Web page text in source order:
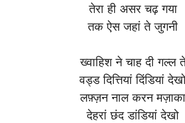
तेरा ही असर चढ़ गया
तक ऐस जहां ते जुगनी
ख्वाहिश ने चाह दी गल्ल
वड्ड दित्तियां दिंडियां
लफ़्ज़न नाल करन मज़ाका
देहरां छंद डांडियां देखो